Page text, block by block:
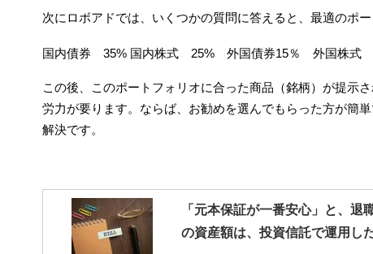
次にロボアドでは、いくつかの質問に答えると、最適のポー
国内債券 35% 国内株式 25% 外国債券15％ 外国株式
この後、このポートフォリオに合った商品（銘柄）が提示
労力が要ります。ならば、お勧めを選んでもらった方が
解決です。
「元本保証が一番安心」と、
の資産額は、投資信託で運用し